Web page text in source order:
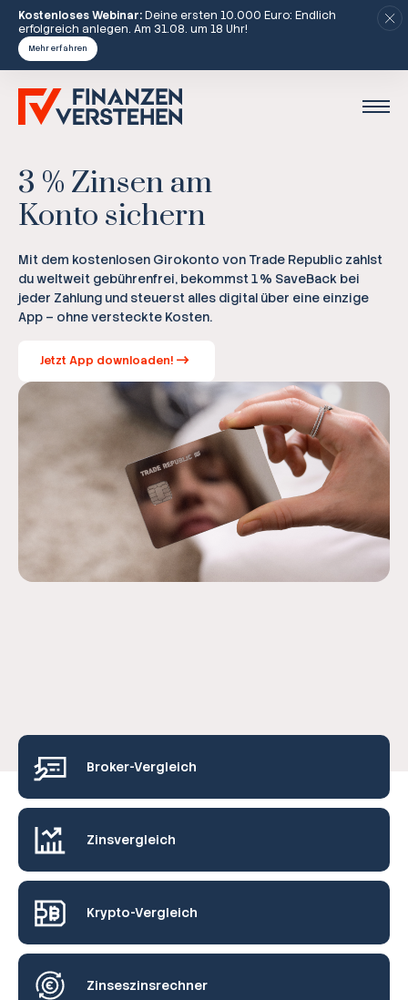
Kostenloses Webinar:Deine ersten 10.000 Euro: Endlich
erfolgreich anlegen. Am 31.08. um 18 Uhr!
Mehr erfahren
3 % Zinsen am
Konto sichern
Mit dem kostenlosen Girokonto von Trade Republic zahlst
du weltweit gebührenfrei, bekommst 1 % SaveBack bei
jeder Zahlung und steuerst alles digital über eine einzige
App – ohne versteckte Kosten.
Jetzt App downloaden!
Broker-Vergleich
Zinsvergleich
Krypto-Vergleich
Zinseszinsrechner